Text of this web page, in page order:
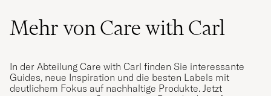
Mehr von Care with Carl
In der Abteilung Care with Carl finden Sie interessante
Guides, neue Inspiration und die besten Labels mit
deutlichem Fokus auf nachhaltige Produkte. Jetzt